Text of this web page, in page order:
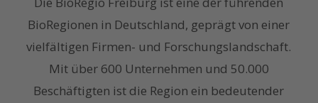
BioRegionen in Deutschland, geprägt von einer
vielfältigen Firmen- und Forschungslandschaft.
Mit über 600 Unternehmen und 50.000
Beschäftigten ist die Region ein bedeutender